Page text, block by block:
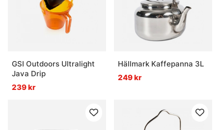
GSI Outdoors Ultralight
Java Drip
239 kr
Hällmark Kaffepanna 3L
249 kr